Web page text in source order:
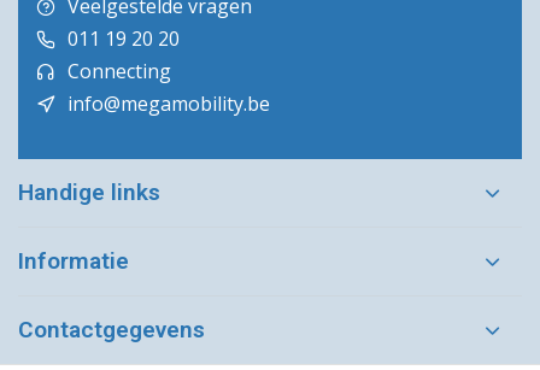
Veelgestelde vragen
011 19 20 20
Connecting
info@megamobility.be
Handige links
Informatie
Contactgegevens